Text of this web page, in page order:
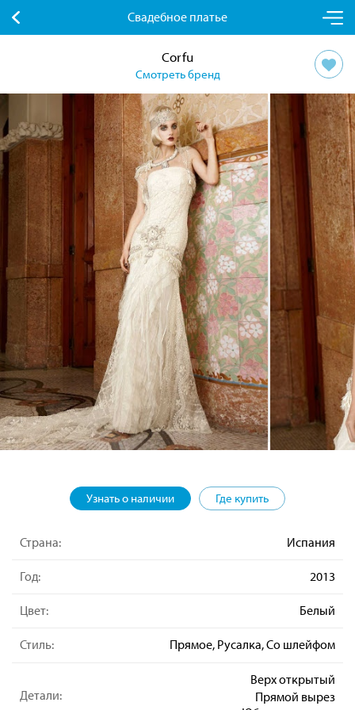
Свадебное платье
Corfu
Смотреть бренд
Узнать о наличии Где купить
Страна: Испания
Год: 2013
Цвет: Белый
Стиль: Прямое, Русалка, Со шлейфом
Детали:
Верх открытый
Прямой вырез